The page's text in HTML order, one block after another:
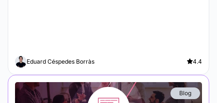
Eduard Céspedes Borràs 4.4
Blog